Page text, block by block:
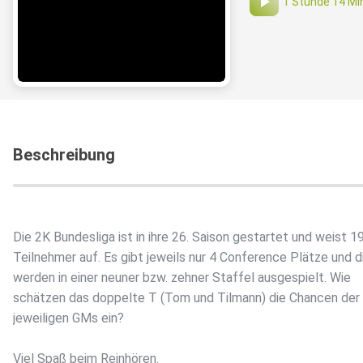
Beschreibung
Die 2K Bundesliga ist in ihre 26. Saison gestartet und weist 19
Teilnehmer auf. Es gibt jeweils nur 4 Conference Plätze und
werden in einer neuner bzw. zehner Staffel ausgespielt. Wie
schätzen das doppelte T (Tom und Tilmann) die Chancen der
jeweiligen GMs ein?
Viel Spaß beim Reinhören.